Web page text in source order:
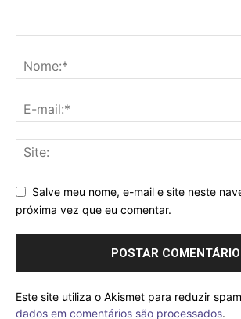
Salve meu nome, e-mail e site neste
próxima vez que eu comentar.
Este site utiliza o Akismet para reduzir
dados em comentários são processados.